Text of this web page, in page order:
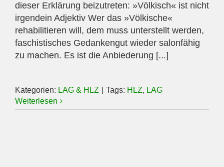
dieser Erklärung beizutreten: »Völkisch« ist nicht
irgendein Adjektiv Wer das »Völkische«
rehabilitieren will, dem muss unterstellt werden,
faschistisches Gedankengut wieder salonfähig
zu machen. Es ist die Anbiederung [...]
Kategorien: LAG & HLZ Tags: HLZ, LAG
Weiterlesen